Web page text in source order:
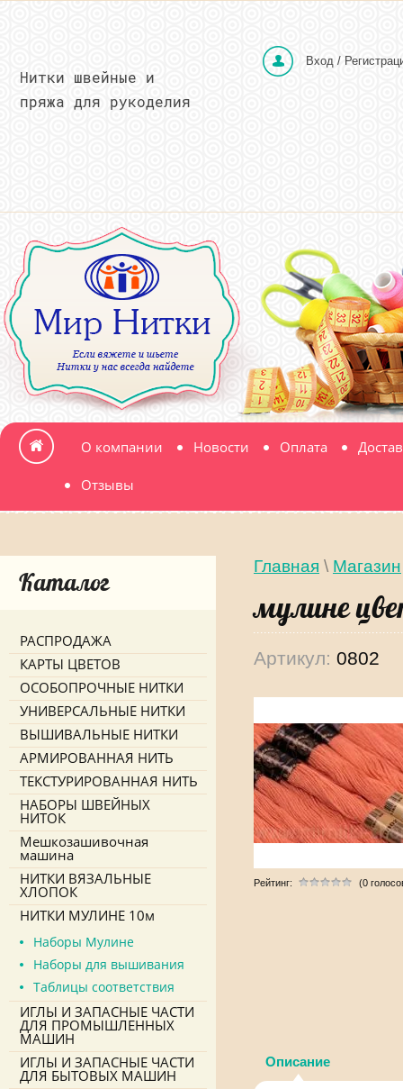
Вход /
Нитки швейные и
пряжа для рукоделия
О компании Новости Оплата
Отзывы
Главная \ Магазин
мулине
Артикул: 0802
Рейтинг: (0
Описание
Каталог
РАСПРОДАЖА
КАРТЫ ЦВЕТОВ
ОСОБОПРОЧНЫЕ НИТКИ
УНИВЕРСАЛЬНЫЕ НИТКИ
ВЫШИВАЛЬНЫЕ НИТКИ
АРМИРОВАННАЯ НИТЬ
ТЕКСТУРИРОВАННАЯ НИТЬ
НАБОРЫ ШВЕЙНЫХ
НИТОК
Мешкозашивочная
машина
НИТКИ ВЯЗАЛЬНЫЕ
ХЛОПОК
НИТКИ МУЛИНЕ 10м
Наборы Мулине
Наборы для вышивания
Таблицы соответствия
ИГЛЫ И ЗАПАСНЫЕ ЧАСТИ
ДЛЯ ПРОМЫШЛЕННЫХ
МАШИН
ИГЛЫ И ЗАПАСНЫЕ ЧАСТИ
ДЛЯ БЫТОВЫХ МАШИН